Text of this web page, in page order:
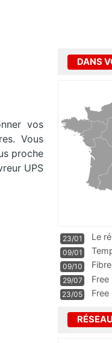
vos
Vous
proche
UPS
DANS
23/01
Le
m
09/01
09/10
pass
29/07
23/05